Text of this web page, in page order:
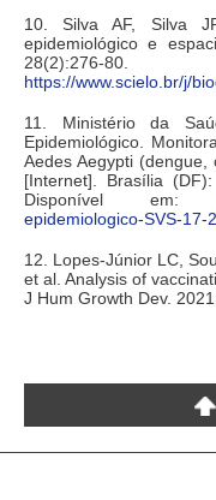
10. Silva AF, Silva
epidemiológico e
https://www.scielo.br/j/
11. Ministério da
Epidemiológico.
Aedes Aegypti
[Internet]. Brasília
Disponível em:
epidemiologico-SVS-17-
12. Lopes-Júnior LC,
et al. Analysis of
J Hum Growth Dev.